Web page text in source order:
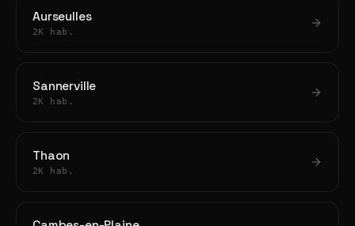
Aurseulles
2K hab.
Sannerville
2K hab.
Thaon
2K hab.